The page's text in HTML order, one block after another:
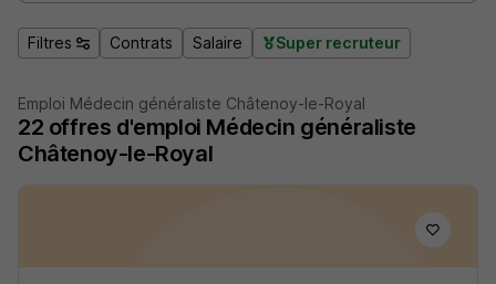
Filtres Contrats Salaire Super recruteur
Emploi Médecin généraliste Châtenoy-le-Royal
22 offres d'emploi Médecin généraliste
Châtenoy-le-Royal